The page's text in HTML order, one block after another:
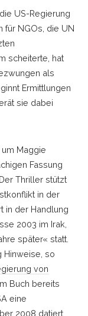
US-Regierung
für NGOs, die UN
scheiterte, hat
als
Ermittlungen
sie dabei
Maggie
Fassung
Thriller stützt
in der
in der Handlung
2003 im Irak,
später« statt.
Hinweise, so
von
Buch bereits
eine
2008 datiert